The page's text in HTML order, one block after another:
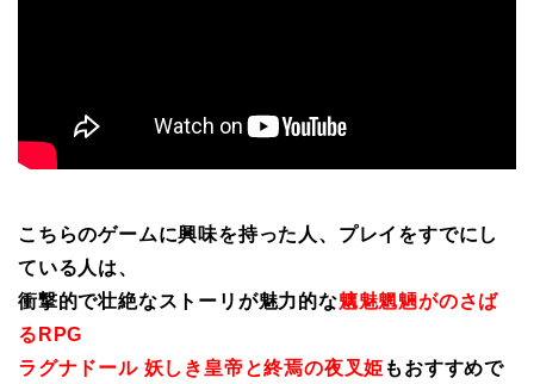
こちらのゲームに興味を持った人、プレイをすでにし
ている人は、
衝撃的で壮絶なストーリが魅力的な魑魅魍魎がのさば
るRPG
ラグナドール 妖しき皇帝と終焉の夜叉姫 もおすすめで